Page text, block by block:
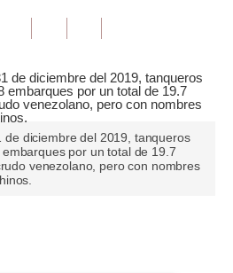
de diciembre del 2019, tanqueros
por un total de 19.7
venezolano, pero con nombres